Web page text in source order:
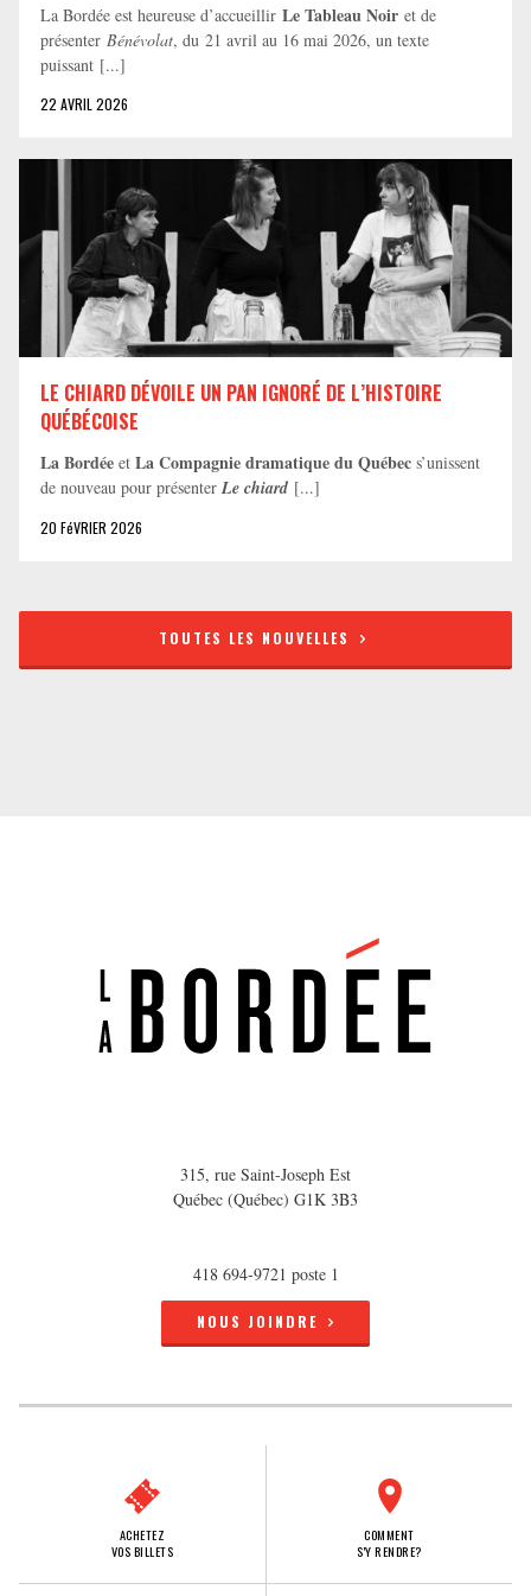
La Bordée est heureuse d’accueillir Le Tableau Noir et de
présenter Bénévolat, du 21 avril au 16 mai 2026, un texte
puissant [...]
22 AVRIL 2026
LE CHIARD DÉVOILE UN PAN IGNORÉ DE L’HISTOIRE
QUÉBÉCOISE
La Bordée et La Compagnie dramatique du Québec s’unissent
de nouveau pour présenter Le chiard [...]
20 FéVRIER 2026
TOUTES LES NOUVELLES
315, rue Saint-Joseph Est
Québec (Québec) G1K 3B3
418 694-9721 poste 1
NOUS JOINDRE
ACHETEZ
VOS BILLETS
COMMENT
S'Y RENDRE?